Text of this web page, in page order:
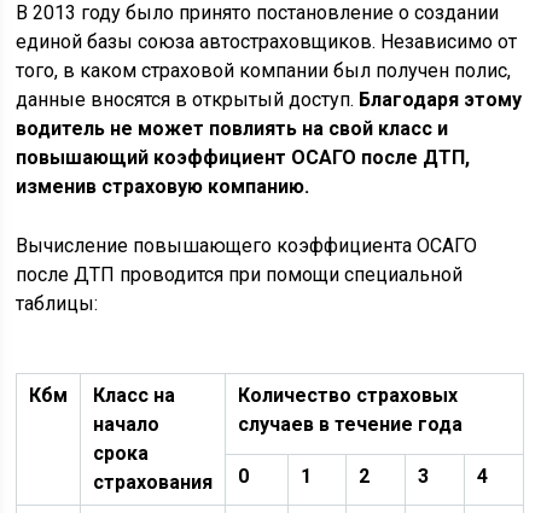
В 2013 году было принято постановление о создании
единой базы союза автостраховщиков. Независимо от
того, в каком страховой компании был получен полис,
данные вносятся в открытый доступ. Благодаря этому
водитель не может повлиять на свой класс и
повышающий коэффициент ОСАГО после ДТП,
изменив страховую компанию.
Вычисление повышающего коэффициента ОСАГО
после ДТП проводится при помощи специальной
таблицы:
Кбм
Класс на
начало
срока
страхования
Количество страховых
случаев в течение года
0 1 2 3 4